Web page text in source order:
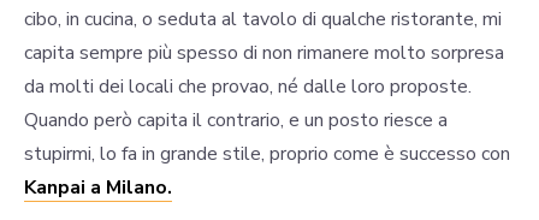
cibo, in cucina, o seduta al tavolo di qualche ristorante, mi
capita sempre più spesso di non rimanere molto sorpresa
da molti dei locali che provao, né dalle loro proposte.
Quando però capita il contrario, e un posto riesce a
stupirmi, lo fa in grande stile, proprio come è successo con
Kanpai a Milano.